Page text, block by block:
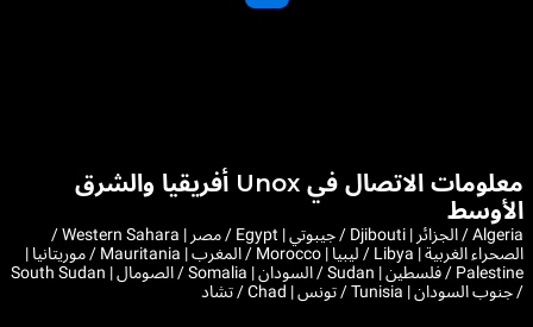
معلومات الاتصال في Unox أفريقيا والشرق
الأوسط
Algeria / الجزائر | Djibouti / جيبوتي | Egypt / مصر | Western Sahara /
الصحراء الغربية | Libya / ليبيا | Morocco / المغرب | Mauritania / موريتانيا |
Palestine / فلسطين | Sudan / السودان | Somalia / الصومال | South Sudan
/ جنوب السودان | Tunisia / تونس | Chad / تشاد